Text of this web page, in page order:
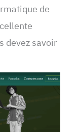
de
devez savoir